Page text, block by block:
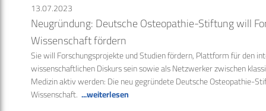
13.07.2023
Neugründung: Deutsche Osteopathie-Stiftung will
Wissenschaft fördern
Sie will Forschungsprojekte und Studien fördern, Plattform für den
wissenschaftlichen Diskurs sein sowie als Netzwerker zwischen
Medizin aktiv werden: Die neu gegründete Deutsche Osteopathie-
Wissenschaft. ...weiterlesen